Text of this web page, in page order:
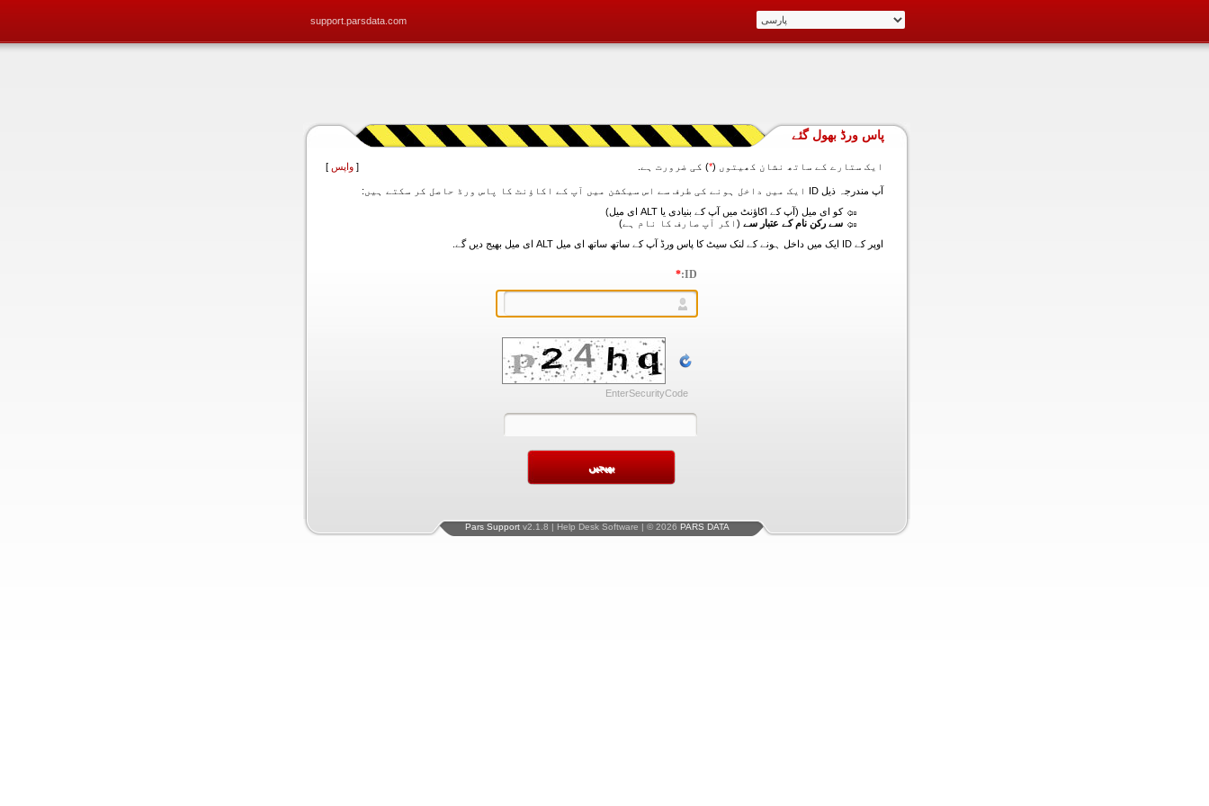
support.parsdata.com
پاس ورڈ بھول گئے
ایک ستارے کے ساتھ نشان کھیتوں (*) کی ضرورت ہے. [ واپس ]
آپ مندرجہ ذیل ID ایک میں داخل ہونے کی طرف سے اس سیکشن میں آپ کے اکاؤنٹ کا پاس ورڈ حاصل کر سکتے ہیں:
کو ای میل (آپ کے اکاؤنٹ میں آپ کے بنیادی یا ALT ای میل)
سے رکن نام کے عتبار سے (اگر آپ صارف کا نام ہے)
اوپر کے ID ایک میں داخل ہونے کے لنک سیٹ کا پاس ورڈ آپ کے ساتھ ساتھ ای میل ALT ای میل بھیج دیں گے.
ID:
*
EnterSecurityCode
Pars Support v2.1.8 | Help Desk Software | © 2026 PARS DATA